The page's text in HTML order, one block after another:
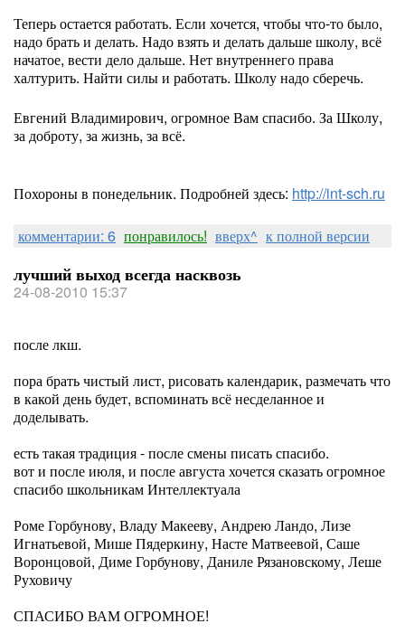
Теперь остается работать. Если хочется, чтобы что-то было,
надо брать и делать. Надо взять и делать дальше школу, всё
начатое, вести дело дальше. Нет внутреннего права
халтурить. Найти силы и работать. Школу надо сберечь.
Евгений Владимирович, огромное Вам спасибо. За Школу,
за доброту, за жизнь, за всё.
Похороны в понедельник. Подробней здесь: http://int-sch.ru
комментарии: 6 понравилось! вверх^ к полной версии
лучший выход всегда насквозь
24-08-2010 15:37
после лкш.
пора брать чистый лист, рисовать календарик, размечать что
в какой день будет, вспоминать всё несделанное и
доделывать.
есть такая традиция - после смены писать спасибо.
вот и после июля, и после августа хочется сказать огромное
спасибо школьникам Интеллектуала
Роме Горбунову, Владу Макееву, Андрею Ландо, Лизе
Игнатьевой, Мише Пядеркину, Насте Матвеевой, Саше
Воронцовой, Диме Горбунову, Даниле Рязановскому, Леше
Руховичу
СПАСИБО ВАМ ОГРОМНОЕ!